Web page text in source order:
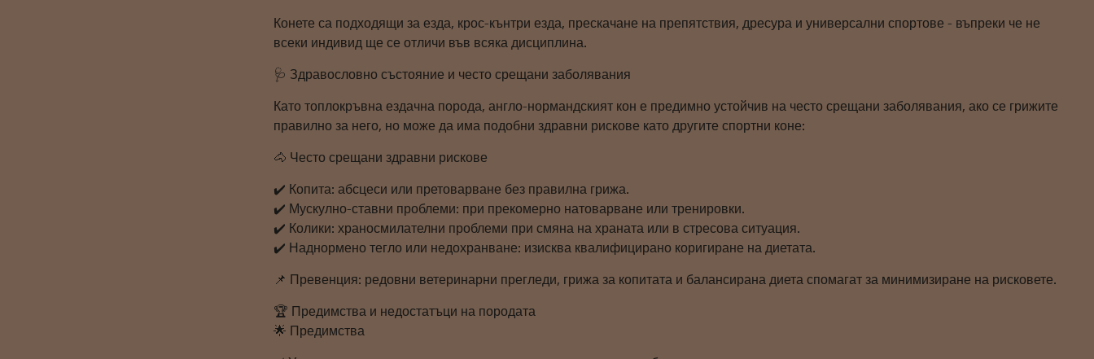
Конете са подходящи за езда, крос-кънтри езда, прескачане на препятствия, дресура и универсални спортове - въпреки че не
всеки индивид ще се отличи във всяка дисциплина.
🩺 Здравословно състояние и често срещани заболявания
Като топлокръвна ездачна порода, англо-нормандският кон е предимно устойчив на често срещани заболявания, ако се грижите
правилно за него, но може да има подобни здравни рискове като другите спортни коне:
🐴 Често срещани здравни рискове
✔️ Копита: абсцеси или претоварване без правилна грижа.
✔️ Мускулно-ставни проблеми: при прекомерно натоварване или тренировки.
✔️ Колики: храносмилателни проблеми при смяна на храната или в стресова ситуация.
✔️ Наднормено тегло или недохранване: изисква квалифицирано коригиране на диетата.
📌 Превенция: редовни ветеринарни прегледи, грижа за копитата и балансирана диета спомагат за минимизиране на рисковете.
🏆 Предимства и недостатъци на породата
🌟 Предимства